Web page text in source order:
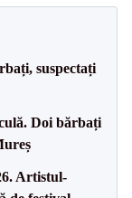
suspectați
Doi bărbați
Artistul-